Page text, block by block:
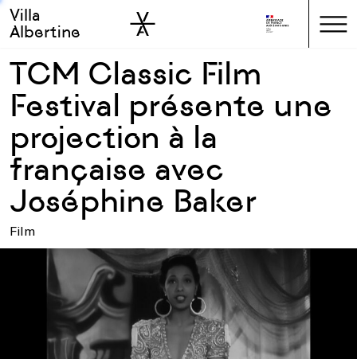
Skip to main
Skip to sidebar
Villa
Albertine
TCM Classic Film
Festival présente une
projection à la
française avec
Joséphine Baker
Film